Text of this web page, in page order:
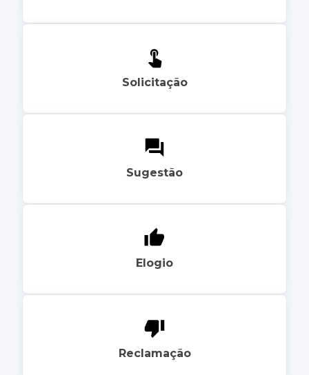
Solicitação
Sugestão
Elogio
Reclamação